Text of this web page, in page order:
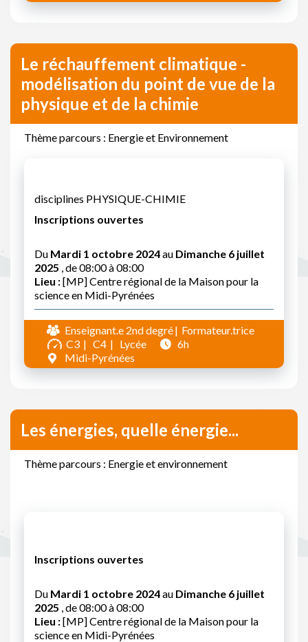
Le réchauffement climatique -
modélisation du point de vue de la
physique et de la chimie
Thème parcours : Energie et Environnement
disciplines PHYSIQUE-CHIMIE
Inscriptions ouvertes
Du Mardi 1 octobre 2024au Dimanche 6 juillet
2025 , de 08:00 à 08:00
Lieu :[MP] Centre régional de la Maison pour la
science en Midi-Pyrénées
Enseignant.e 2nd degré
Formateur.trice
C3
C4 Lycée
6h
Midi-Pyrénées
Les énergies, quelle énergie...
Thème parcours : Energie et environnement
Inscriptions ouvertes
Du Mardi 1 octobre 2024au Dimanche 6 juillet
2025 , de 08:00 à 08:00
Lieu :[MP] Centre régional de la Maison pour la
science en Midi-Pyrénées